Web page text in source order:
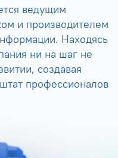
ведущим
и производителем
Находясь
ни на шаг не
создавая
профессионалов